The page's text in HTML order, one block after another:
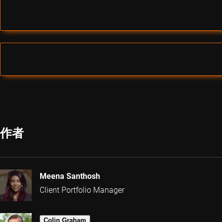
作者
Meena Santhosh
Client Portfolio Manager
Colin Graham